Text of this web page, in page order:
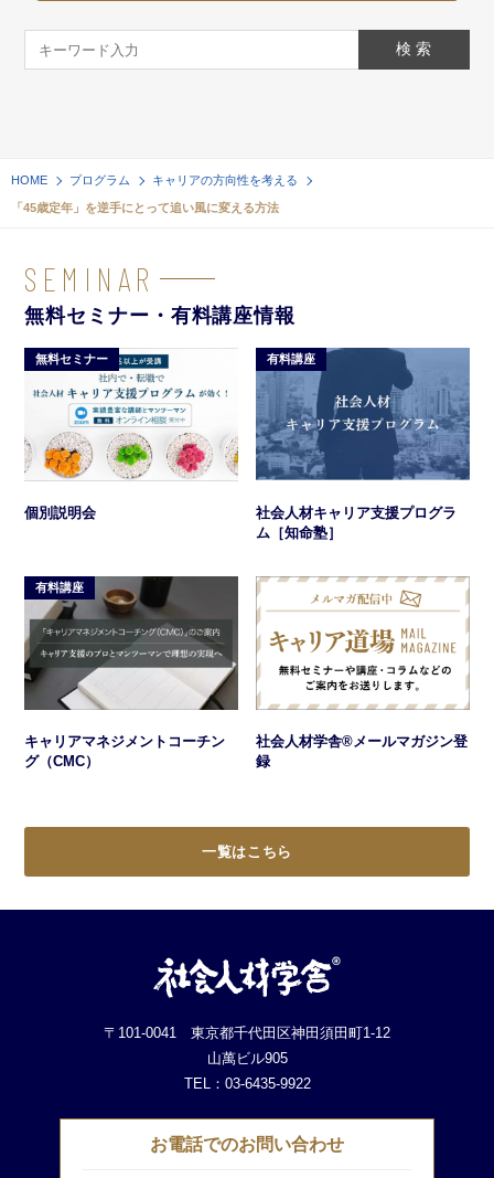
HOME プログラム キャリアの方向性を考える
「45歳定年」を逆手にとって追い風に変える方法
SEMINAR
無料セミナー・有料講座情報
無料セミナー
個別説明会
有料講座
社会人材キャリア支援プログラ
ム［知命塾］
有料講座
キャリアマネジメントコーチン
グ（CMC）
社会人材学舎®メールマガジン登
録
一覧はこちら
〒101-0041 東京都千代田区神田須田町1-12
山萬ビル905
TEL：03-6435-9922
お電話でのお問い合わせ